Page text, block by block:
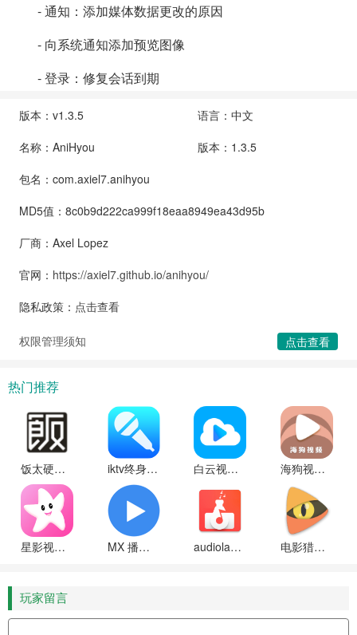
- 通知：添加媒体数据更改的原因
- 向系统通知添加预览图像
- 登录：修复会话到期
版本：v1.3.5
语言：中文
名称：AniHyou
版本：1.3.5
包名：com.axiel7.anihyou
MD5值：8c0b9d222ca999f18eaa8949ea43d95b
厂商：Axel Lopez
官网： https://axiel7.github.io/anihyou/
隐私政策： 点击查看
权限管理须知 点击查看
热门推荐
饭太硬手机版下载官方 iktv终身免费版 白云视频app下载电视剧免费版 海狗视频2025最新版本
星影视频软件官方最新版下载 MX 播放器专业版无广告官方下载 audiolab中文版免费最新版本下载 电影猎手官方最新版下载
玩家留言